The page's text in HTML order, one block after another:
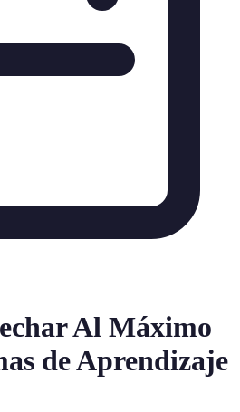
Al Máximo
de Aprendizaje